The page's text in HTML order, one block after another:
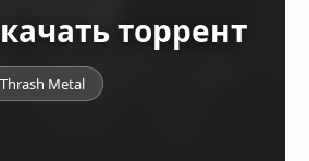
торрент
Thrash Metal